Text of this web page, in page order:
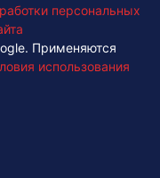
персональных
Применяются
использования